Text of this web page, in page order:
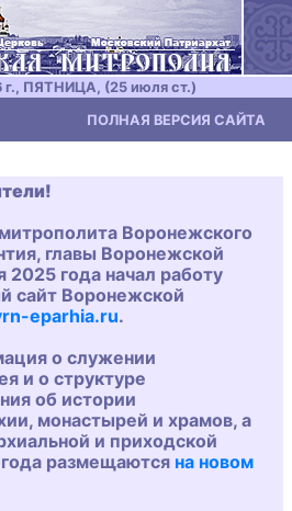
г., ПЯТНИЦА, (25 июля ст.)
ПОЛНАЯ ВЕРСИЯ САЙТА
Воронежского
главы Воронежской
2025 года начал работу
сайт Воронежской
eparhia.ru.
о служении
и о структуре
об истории
монастырей и храмов, а
и приходской
размещаются на новом